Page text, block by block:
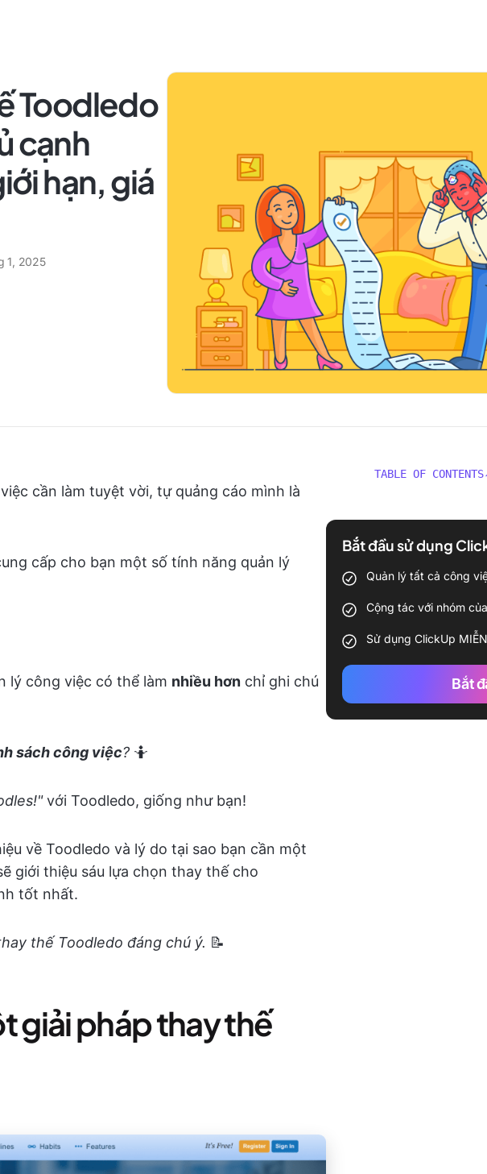
Toodledo
cạnh
hạn, giá
1, 2025
cần làm tuyệt vời, tự quảng cáo mình là
cấp cho bạn một số tính năng quản lý
lý công việc có thể làm nhiều hơn chỉ ghi chú
sách công việc? 🤷
với Toodledo, giống như bạn!
về Toodledo và lý do tại sao bạn cần một
giới thiệu sáu lựa chọn thay thế cho
tốt nhất.
thế Toodledo đáng chú ý. 📝
giải pháp thay thế
TABLE OF CONTENTS
Bắt đầu sử dụng
Quản lý tất cả công
Cộng tác với nhóm
Sử dụng ClickUp
Bắt